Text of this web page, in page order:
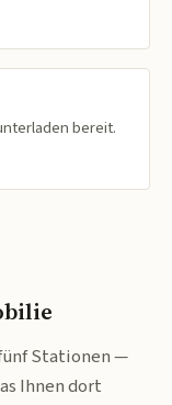
bereit.
Stationen —
Ihnen dort